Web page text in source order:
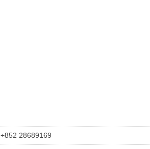
+852 28689169